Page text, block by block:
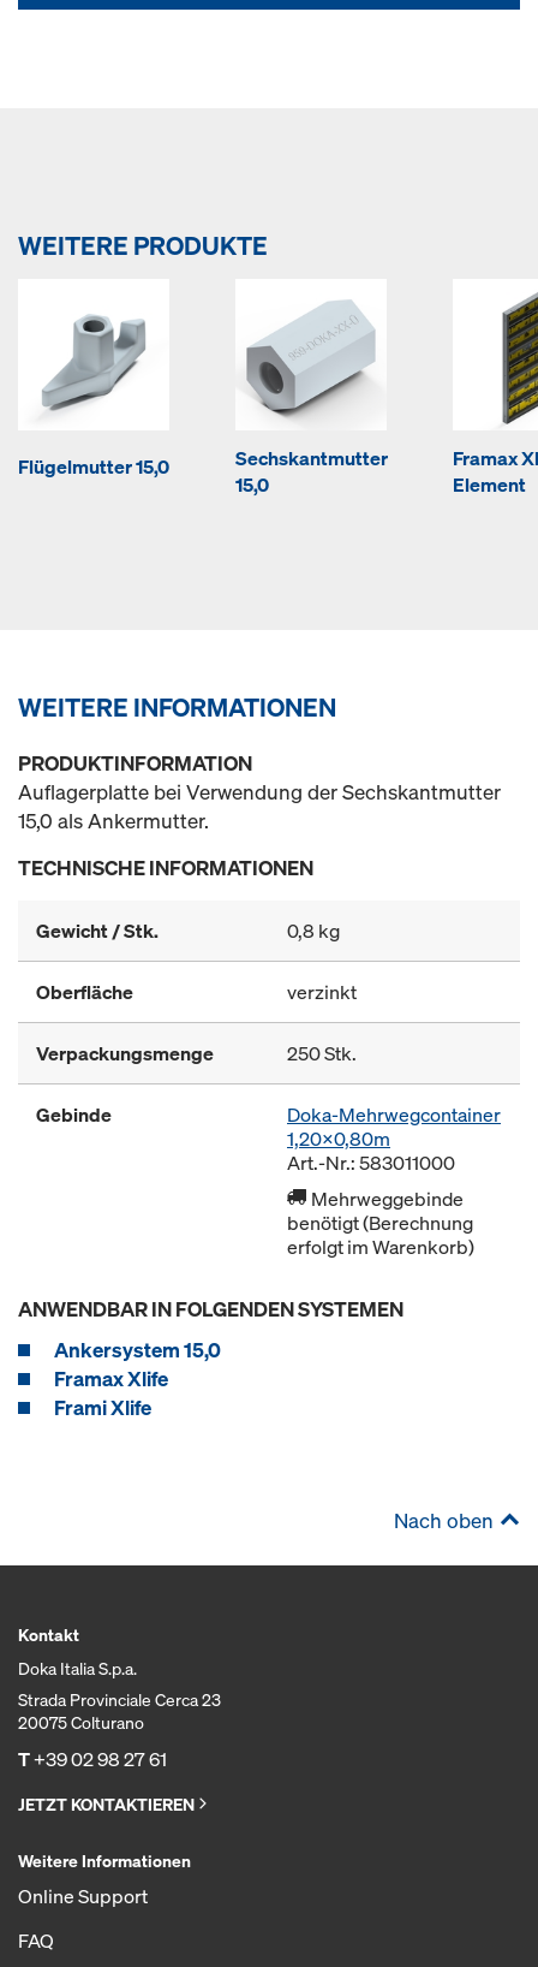
WEITERE PRODUKTE
Flügelmutter 15,0
Sechskantmutter
15,0
Framax
Element
WEITERE INFORMATIONEN
PRODUKTINFORMATION
Auflagerplatte bei Verwendung der Sechskantmutter
15,0 als Ankermutter.
TECHNISCHE INFORMATIONEN
Gewicht / Stk. 0,8 kg
Oberfläche verzinkt
Verpackungsmenge 250 Stk.
Gebinde
Doka-Mehrwegcontainer
1,20x0,80m
Art.-Nr.: 583011000
Mehrweggebinde
benötigt (Berechnung
erfolgt im Warenkorb)
ANWENDBAR IN FOLGENDEN SYSTEMEN
Ankersystem 15,0
Framax Xlife
Frami Xlife
Nach oben
Kontakt
Doka Italia S.p.a.
Strada Provinciale Cerca 23
20075 Colturano
T+39 02 98 27 61
JETZT KONTAKTIEREN
Weitere Informationen
Online Support
FAQ